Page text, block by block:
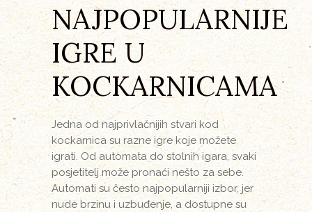
NAJPOPULARNIJE
IGRE U
KOCKARNICAMA
Jedna od najprivlačnijih stvari kod
kockarnica su razne igre koje možete
igrati. Od automata do stolnih igara, svaki
posjetitelj može pronaći nešto za sebe.
Automati su često najpopularniji izbor, jer
nude brzinu i uzbuđenje, a dostupne su